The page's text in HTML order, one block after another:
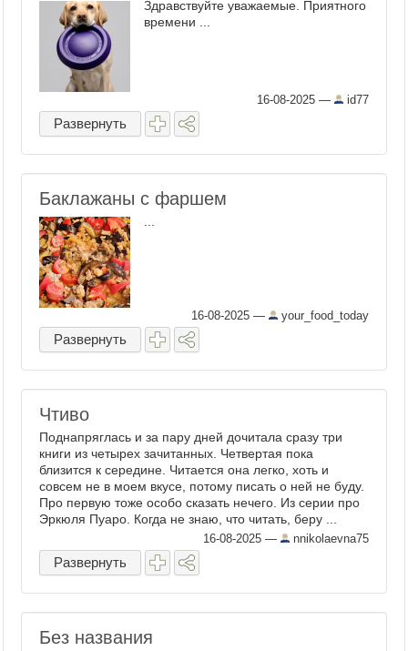
Здравствуйте уважаемые. Приятного
времени ...
16-08-2025 — id77
Развернуть
Баклажаны с фаршем
16-08-2025 — your_food_today
Развернуть
Чтиво
Поднапряглась и за пару дней дочитала сразу три
книги из четырех зачитанных. Четвертая пока
близится к середине. Читается она легко, хоть и
совсем не в моем вкусе, потому писать о ней не буду.
Про первую тоже особо сказать нечего. Из серии про
Эркюля Пуаро. Когда не знаю, что читать, беру ...
16-08-2025 — nnikolaevna75
Развернуть
Без названия